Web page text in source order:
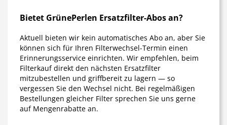
Bietet GrünePerlen Ersatzfilter-Abos an?
Aktuell bieten wir kein automatisches Abo an, aber Sie
können sich für Ihren Filterwechsel-Termin einen
Erinnerungsservice einrichten. Wir empfehlen, beim
Filterkauf direkt den nächsten Ersatzfilter
mitzubestellen und griffbereit zu lagern — so
vergessen Sie den Wechsel nicht. Bei regelmäßigen
Bestellungen gleicher Filter sprechen Sie uns gerne
auf Mengenrabatte an.